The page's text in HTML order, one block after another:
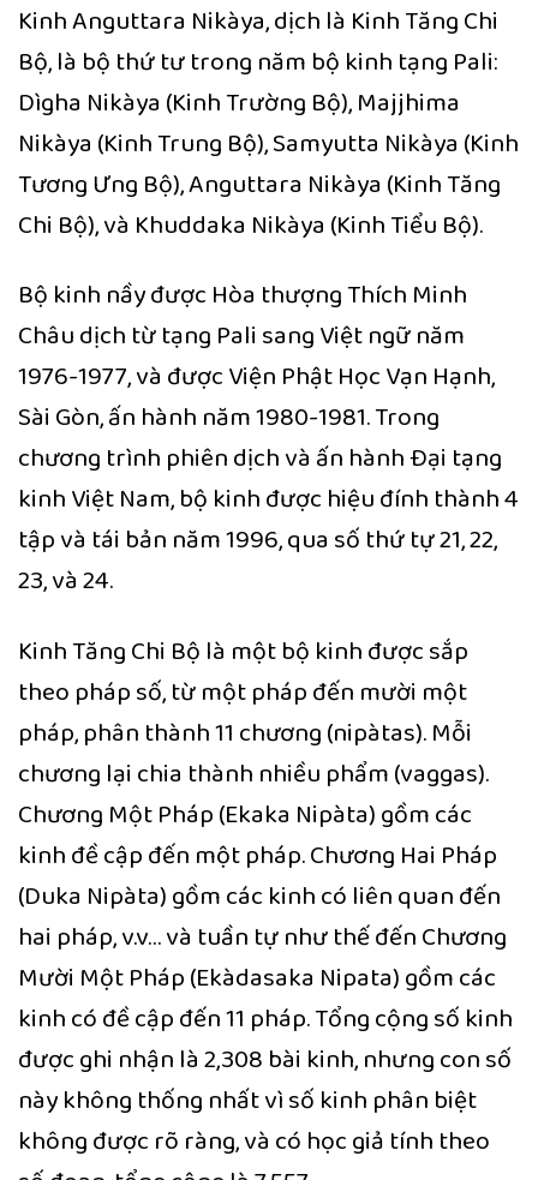
Kinh Anguttara Nikàya, dịch là Kinh Tăng Chi
Bộ, là bộ thứ tư trong năm bộ kinh tạng Pali:
Dìgha Nikàya (Kinh Trường Bộ), Majjhima
Nikàya (Kinh Trung Bộ), Samyutta Nikàya (Kinh
Tương Ưng Bộ), Anguttara Nikàya (Kinh Tăng
Chi Bộ), và Khuddaka Nikàya (Kinh Tiểu Bộ).
Bộ kinh nầy được Hòa thượng Thích Minh
Châu dịch từ tạng Pali sang Việt ngữ năm
1976-1977, và được Viện Phật Học Vạn Hạnh,
Sài Gòn, ấn hành năm 1980-1981. Trong
chương trình phiên dịch và ấn hành Ðại tạng
kinh Việt Nam, bộ kinh được hiệu đính thành 4
tập và tái bản năm 1996, qua số thứ tự 21, 22,
23, và 24.
Kinh Tăng Chi Bộ là một bộ kinh được sắp
theo pháp số, từ một pháp đến mười một
pháp, phân thành 11 chương (nipàtas). Mỗi
chương lại chia thành nhiều phẩm (vaggas).
Chương Một Pháp (Ekaka Nipàta) gồm các
kinh đề cập đến một pháp. Chương Hai Pháp
(Duka Nipàta) gồm các kinh có liên quan đến
hai pháp, v.v… và tuần tự như thế đến Chương
Mười Một Pháp (Ekàdasaka Nipata) gồm các
kinh có đề cập đến 11 pháp. Tổng cộng số kinh
được ghi nhận là 2,308 bài kinh, nhưng con số
này không thống nhất vì số kinh phân biệt
không được rõ ràng, và có học giả tính theo